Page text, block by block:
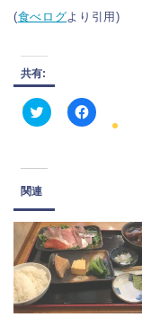
(食べログより引用)
共有:
ク
し
て
T
w
i
t
t
e
r
で
共
有
(
F
で
共
有
す
る
に
ク
リ
関連